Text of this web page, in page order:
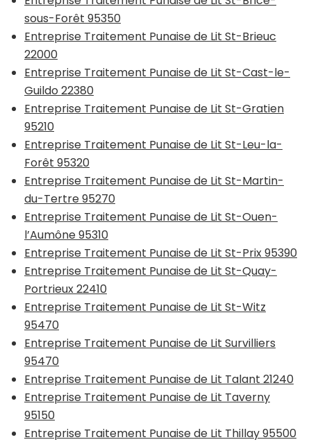
sous-Forêt 95350
Entreprise Traitement Punaise de Lit St-Brieuc
22000
Entreprise Traitement Punaise de Lit St-Cast-le-
Guildo 22380
Entreprise Traitement Punaise de Lit St-Gratien
95210
Entreprise Traitement Punaise de Lit St-Leu-la-
Forêt 95320
Entreprise Traitement Punaise de Lit St-Martin-
du-Tertre 95270
Entreprise Traitement Punaise de Lit St-Ouen-
l’Aumône 95310
Entreprise Traitement Punaise de Lit St-Prix 95390
Entreprise Traitement Punaise de Lit St-Quay-
Portrieux 22410
Entreprise Traitement Punaise de Lit St-Witz
95470
Entreprise Traitement Punaise de Lit Survilliers
95470
Entreprise Traitement Punaise de Lit Talant 21240
Entreprise Traitement Punaise de Lit Taverny
95150
Entreprise Traitement Punaise de Lit Thillay 95500